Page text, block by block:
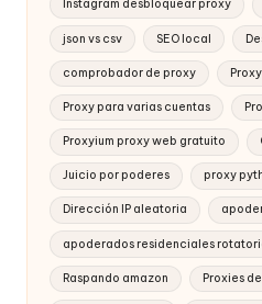
Instagram desbloquear proxy
json vs csv SEO local
comprobador de proxy
Proxy para varias cuentas
Proxyium proxy web gratuito
Juicio por poderes proxy
Dirección IP aleatoria
apoderados residenciales
Raspando amazon Proxies